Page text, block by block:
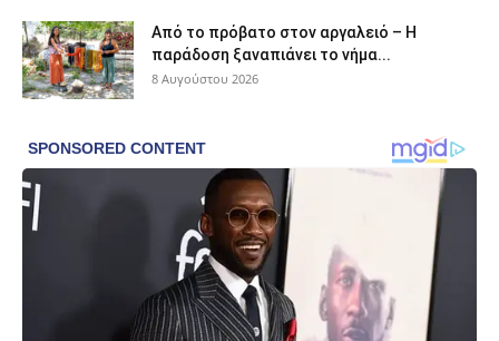
Από το πρόβατο στον αργαλειό – Η
παράδοση ξαναπιάνει το νήμα...
8 Αυγούστου 2026